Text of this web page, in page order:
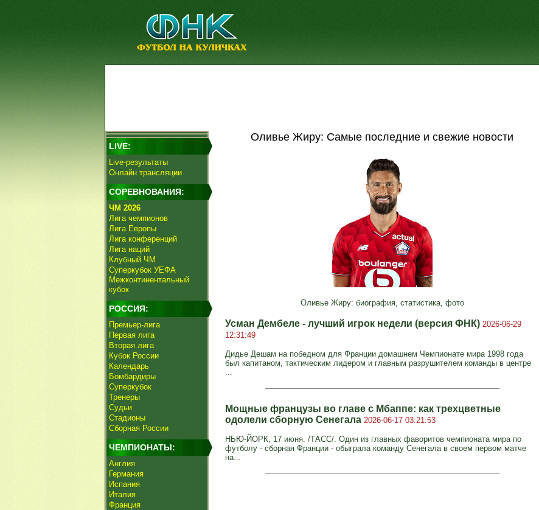
LIVE:
Live-результаты
Онлайн трансляции
СОРЕВНОВАНИЯ:
ЧМ 2026
Лига чемпионов
Лига Европы
Лига конференций
Лига наций
Клубный ЧМ
Суперкубок УЕФА
Межконтинентальный
кубок
РОССИЯ:
Премьер-лига
Первая лига
Вторая лига
Кубок России
Календарь
Бомбардиры
Суперкубок
Тренеры
Судьи
Стадионы
Сборная России
ЧЕМПИОНАТЫ:
Англия
Германия
Испания
Италия
Франция
Оливье Жиру: Самые последние и свежие новости
Оливье Жиру: биография, статистика, фото
Усман Дембеле - лучший игрок недели (версия ФНК) 2026-06-29
12:31:49
Дидье Дешам на победном для Франции домашнем Чемпионате мира 1998 года
был капитаном, тактическим лидером и главным разрушителем команды в центре
...
Мощные французы во главе с Мбаппе: как трехцветные
одолели сборную Сенегала 2026-06-17 03:21:53
НЬЮ-ЙОРК, 17 июня. /ТАСС/. Один из главных фаворитов чемпионата мира по
футболу - сборная Франции - обыграла команду Сенегала в своем первом матче
на...